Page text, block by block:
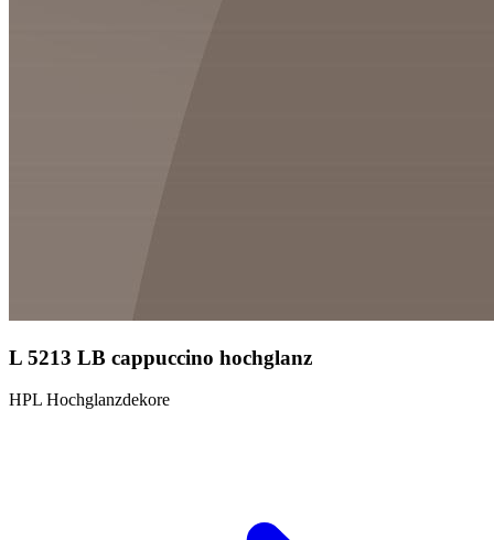
L 5213 LB cappuccino hochglanz
HPL Hochglanzdekore